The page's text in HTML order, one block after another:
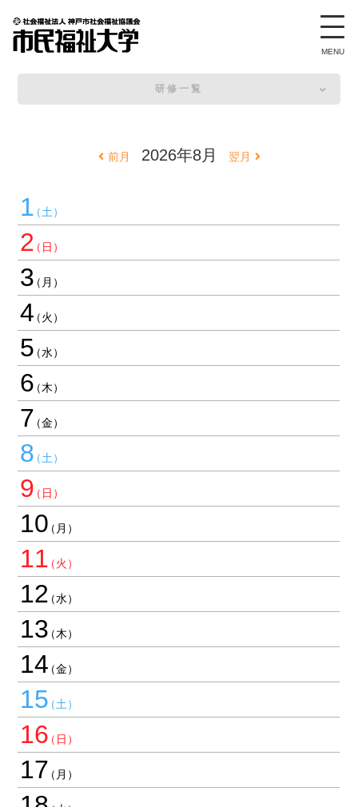
研修一覧
前月 2026年8月 翌月
1
2
3
4
5
6
7
8
9
10
11
12
13
14
15
16
17